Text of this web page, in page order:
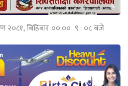
२०८१, बिहिबार ००:०० ९ : ०८ बजे